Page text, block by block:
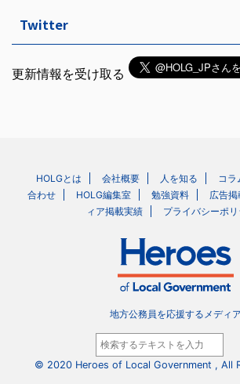
Twitter
更新情報を受け取る
HOLGとは 会社概要 人を知る コラ
合わせ
HOLG編集室 勉強資料 広告
ィア掲載実績
プライバシーポリ
地方公務員を応援するメディア
© 2020 Heroes of Local Government , All